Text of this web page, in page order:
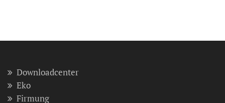
Downloadcenter
Eko
Firmung